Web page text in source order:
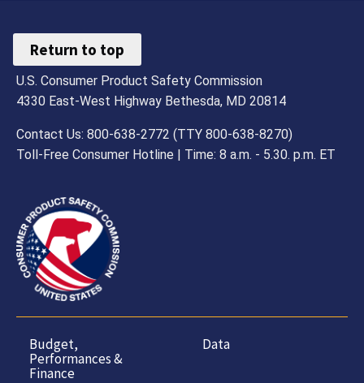
Return to top
U.S. Consumer Product Safety Commission
4330 East-West Highway Bethesda, MD 20814
Contact Us: 800-638-2772 (TTY 800-638-8270)
Toll-Free Consumer Hotline | Time: 8 a.m. - 5.30. p.m. ET
Budget,
Performances &
Finance
Data